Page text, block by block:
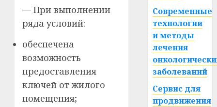
— При выполнении
ряда условий:
обеспечена
возможность
предоставления
ключей от жилого
помещения;
Современные
технологии
и методы
лечения
заболеваний
Сервис для
продвижения